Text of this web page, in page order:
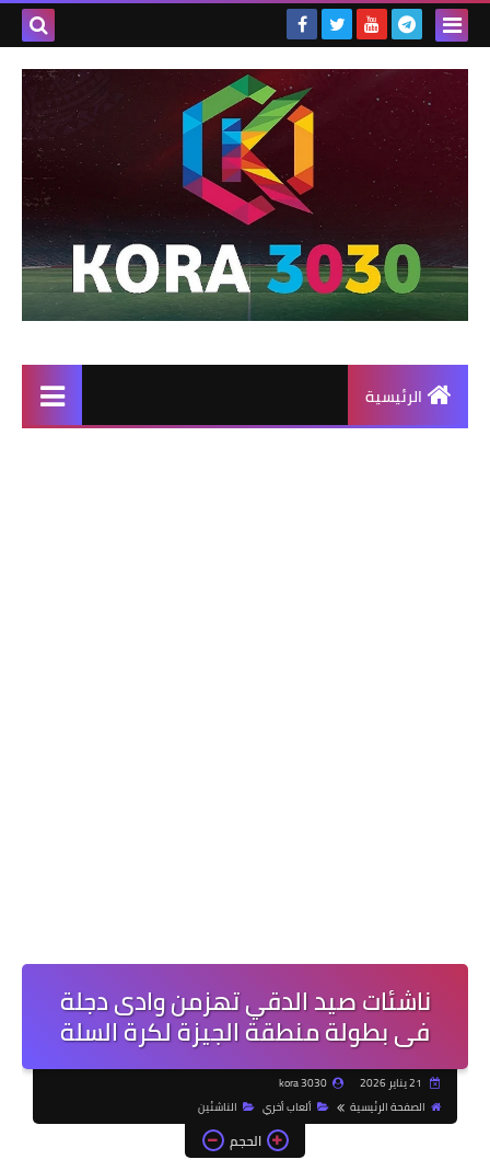
الرئيسية
ناشئات صيد الدقي تهزمن وادى دجلة
فى بطولة منطقة الجيزة لكرة السلة
kora 3030
الصفحة الرئيسية
ألعاب أخري الناشئين
الحجم